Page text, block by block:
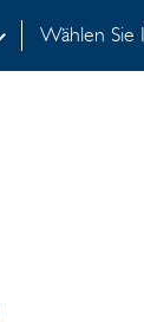
Wählen Sie